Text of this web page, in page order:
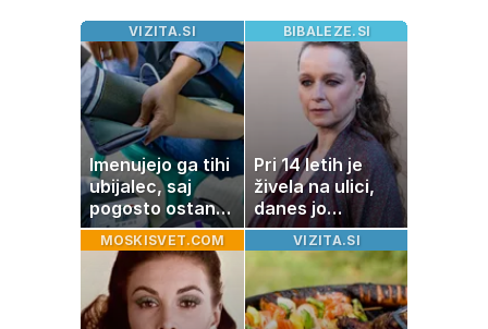
VIZITA.SI
Imenujejo ga tihi
ubijalec, saj
pogosto ostane
neopažen:
nenavadni
simptomi
visokega
holesterola
BIBALEZE.SI
Pri 14 letih je
živela na ulici,
danes jo
občuduje ves
svet
MOSKISVET.COM VIZITA.SI